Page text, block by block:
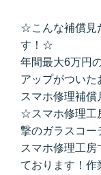
☆こんな補償見
す！☆
年間最大6万円
アップがついた
スマホ修理補償
☆スマホ修理工
撃のガラスコ
スマホ修理工
ております！作